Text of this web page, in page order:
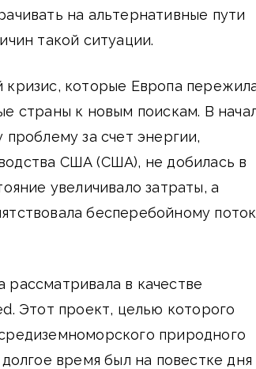
на альтернативные пути
такой ситуации.
кризис, которые Европа
страны к новым поискам. В
за счет энергии,
США (США), не добилась в
увеличивало затраты, а
бесперебойному
в качестве
Этот проект, целью которого
природного
время был на повестке дня